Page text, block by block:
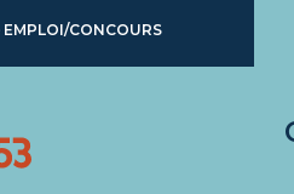
EMPLOI/CONCOURS